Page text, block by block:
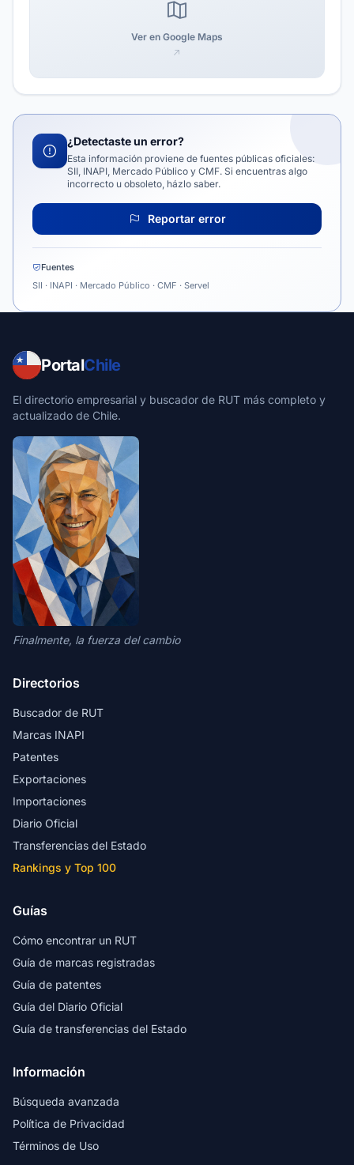
Ver en Google Maps
¿Detectaste un error?
Esta información proviene de fuentes públicas oficiales:
SII, INAPI, Mercado Público y CMF. Si encuentras algo
incorrecto u obsoleto, házlo saber.
Reportar error
Fuentes
SII · INAPI · Mercado Público · CMF · Servel
PortalChile
El directorio empresarial y buscador de RUT más completo y
actualizado de Chile.
Finalmente, la fuerza del cambio
Directorios
Buscador de RUT
Marcas INAPI
Patentes
Exportaciones
Importaciones
Diario Oficial
Transferencias del Estado
Rankings y Top 100
Guías
Cómo encontrar un RUT
Guía de marcas registradas
Guía de patentes
Guía del Diario Oficial
Guía de transferencias del Estado
Información
Búsqueda avanzada
Política de Privacidad
Términos de Uso